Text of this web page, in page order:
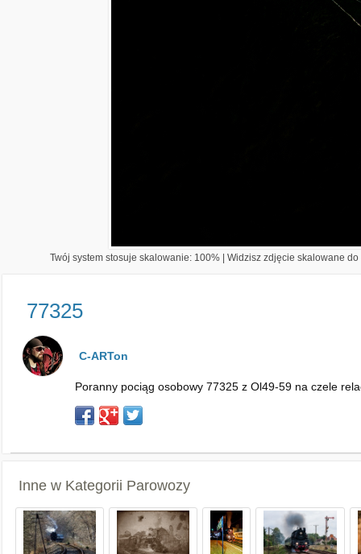
Twój system stosuje skalowanie: 100% | Widzisz zdjęcie skalowane
77325
C-ARTon
Poranny pociąg osobowy 77325 z Ol49-59 na czele
Inne w Kategorii Parowozy